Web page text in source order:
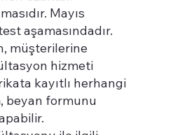
Mayıs
aşamasındadır.
müşterilerine
hizmeti
kayıtlı herhangi
beyan formunu